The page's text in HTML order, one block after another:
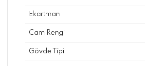
Ekartman
Cam Rengi
Gövde Tipi